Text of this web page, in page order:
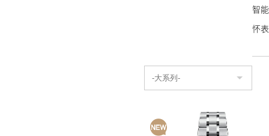
波尔
豪
智能
怀表